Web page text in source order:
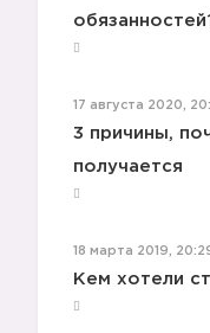
17 августа 2020,
3 причины,
получается
18 марта 2019,
Кем хотели